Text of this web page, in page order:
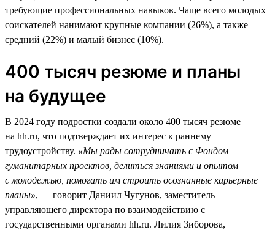
требующие профессиональных навыков. Чаще всего молодых
соискателей нанимают крупные компании (26%), а также
средний (22%) и малый бизнес (10%).
400 тысяч резюме и планы
на будущее
В 2024 году подростки создали около 400 тысяч резюме
на hh.ru, что подтверждает их интерес к раннему
трудоустройству. «Мы рады сотрудничать с Фондом
гуманитарных проектов, делиться знаниями и опытом
с молодежью, помогать им строить осознанные карьерные
планы», — говорит Даниил Чугунов, заместитель
управляющего директора по взаимодействию с
государственными органами hh.ru. Лилия Зиборова,